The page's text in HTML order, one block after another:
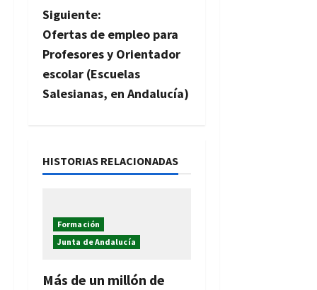
e
g
a
c
ó
d
e
Siguiente:
Ofertas de empleo para
Profesores y Orientador
escolar (Escuelas
Salesianas, en Andalucía)
HISTORIAS RELACIONADAS
Formación
Junta de Andalucía
Más de un millón de